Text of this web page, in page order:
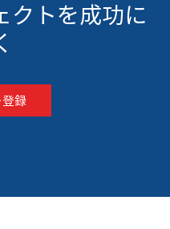
クトを成功に
録